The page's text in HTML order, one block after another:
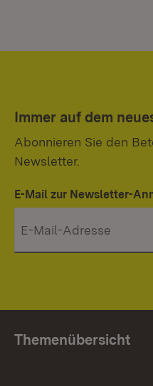
Immer auf dem
Abonnieren Sie den
Newsletter.
E-Mail zur Newsletter-
Themenübersicht